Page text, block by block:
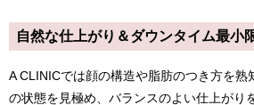
自然な仕上がり＆ダウンタイム最小
A CLINICでは顔の構造や脂肪のつき方を熟
の状態を見極め、バランスのよい仕上がり